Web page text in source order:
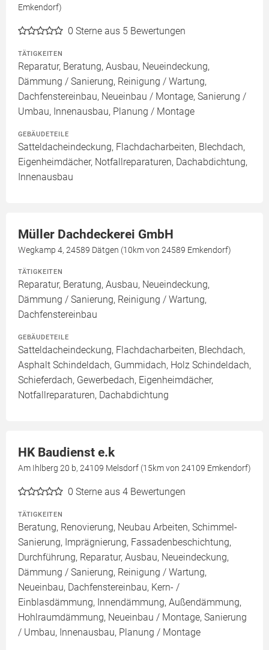
Emkendorf)
0 Sterne aus 5 Bewertungen
TÄTIGKEITEN
Reparatur, Beratung, Ausbau, Neueindeckung,
Dämmung / Sanierung, Reinigung / Wartung,
Dachfenstereinbau, Neueinbau / Montage, Sanierung /
Umbau, Innenausbau, Planung / Montage
GEBÄUDETEILE
Satteldacheindeckung, Flachdacharbeiten, Blechdach,
Eigenheimdächer, Notfallreparaturen, Dachabdichtung,
Innenausbau
Müller Dachdeckerei GmbH
Wegkamp 4, 24589 Dätgen (10km von 24589 Emkendorf)
TÄTIGKEITEN
Reparatur, Beratung, Ausbau, Neueindeckung,
Dämmung / Sanierung, Reinigung / Wartung,
Dachfenstereinbau
GEBÄUDETEILE
Satteldacheindeckung, Flachdacharbeiten, Blechdach,
Asphalt Schindeldach, Gummidach, Holz Schindeldach,
Schieferdach, Gewerbedach, Eigenheimdächer,
Notfallreparaturen, Dachabdichtung
HK Baudienst e.k
Am Ihlberg 20 b, 24109 Melsdorf (15km von 24109 Emkendorf)
0 Sterne aus 4 Bewertungen
TÄTIGKEITEN
Beratung, Renovierung, Neubau Arbeiten, Schimmel-
Sanierung, Imprägnierung, Fassadenbeschichtung,
Durchführung, Reparatur, Ausbau, Neueindeckung,
Dämmung / Sanierung, Reinigung / Wartung,
Neueinbau, Dachfenstereinbau, Kern- /
Einblasdämmung, Innendämmung, Außendämmung,
Hohlraumdämmung, Neueinbau / Montage, Sanierung
/ Umbau, Innenausbau, Planung / Montage